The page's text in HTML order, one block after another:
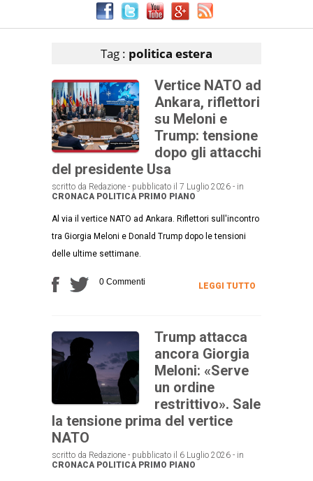
Tag : politica estera
Vertice NATO ad
Ankara, riflettori
su Meloni e
Trump: tensione
dopo gli attacchi
del presidente Usa
scritto da Redazione - pubblicato il 7 Luglio 2026 - in
CRONACA POLITICA PRIMO PIANO
Al via il vertice NATO ad Ankara. Riflettori sull'incontro
tra Giorgia Meloni e Donald Trump dopo le tensioni
delle ultime settimane.
0 Commenti LEGGI TUTTO
Trump attacca
ancora Giorgia
Meloni: «Serve
un ordine
restrittivo». Sale
la tensione prima del vertice
NATO
scritto da Redazione - pubblicato il 6 Luglio 2026 - in
CRONACA POLITICA PRIMO PIANO